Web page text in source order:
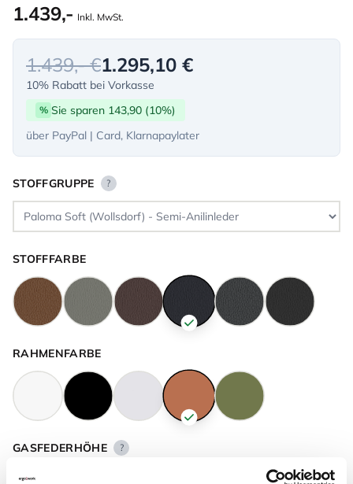
1.439,- Inkl. MwSt.
1.439,- €1.295,10 €
10% Rabatt bei Vorkasse
% Sie sparen 143,90 (10%)
über PayPal | Card, Klarnapaylater
STOFFGRUPPE ?
STOFFFARBE
RAHMENFARBE
GASFEDERHÖHE ?